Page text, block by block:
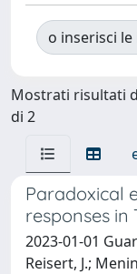
o inserisci le
Mostrati risultati
di 2
Paradoxical
responses in
2023-01-01
Reisert, J.;